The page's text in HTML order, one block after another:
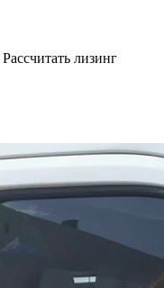
Рассчитать лизинг